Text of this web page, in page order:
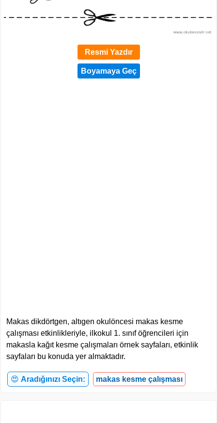
Resmi Yazdır
Makas dikdörtgen, altıgen okulöncesi makas kesme
çalışması etkinlikleriyle, ilkokul 1. sınıf öğrencileri için
makasla kağıt kesme çalışmaları örnek sayfaları, etkinlik
sayfaları bu konuda yer almaktadır.
😍 Aradığınızı Seçin: makas kesme çalışması